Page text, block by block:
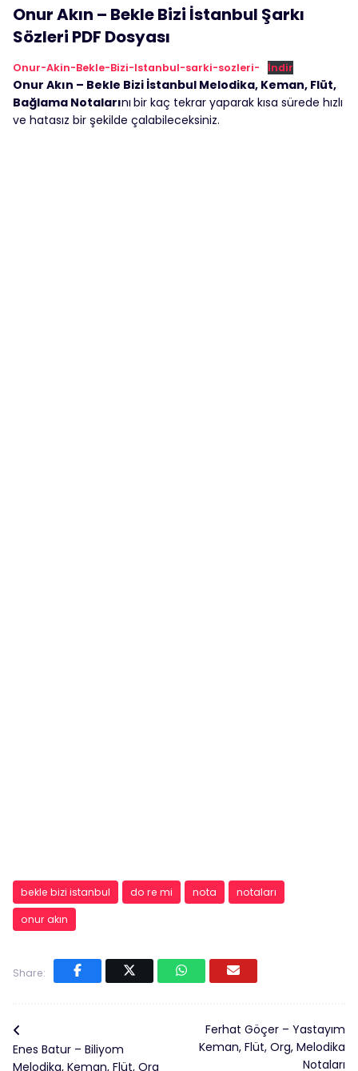
Onur Akın – Bekle Bizi İstanbul Şarkı
Sözleri PDF Dosyası
Onur-Akin-Bekle-Bizi-Istanbul-sarki-sozleri- İndir
Onur Akın – Bekle Bizi İstanbul Melodika, Keman, Flüt,
Bağlama Notalarını bir kaç tekrar yaparak kısa sürede hızlı
ve hatasız bir şekilde çalabileceksiniz.
bekle bizi istanbul do re mi nota
notaları
onur akın
Share:
Enes Batur – Biliyom
Melodika, Keman, Flüt, Org
Ferhat Göçer – Yastayım
Keman, Flüt, Org, Melodika
Notaları